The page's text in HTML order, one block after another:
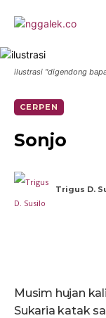
ilustrasi "digendong
CERPEN
Sonjo
Trigus D.
Musim hujan
Sukaria katak